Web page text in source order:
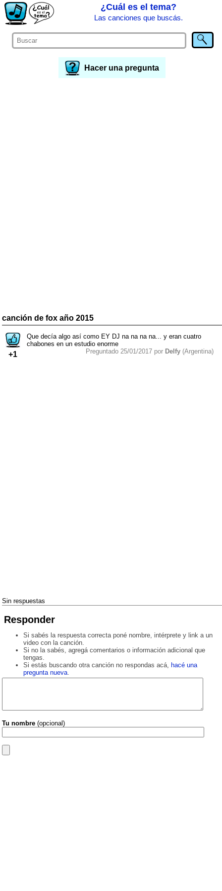
¿Cuál es el tema?
Las canciones que buscás.
Hacer una pregunta
canción de fox año 2015
+1
Que decía algo así como EY DJ na na na na... y eran cuatro
chabones en un estudio enorme
Preguntado 25/01/2017 por Delfy (Argentina)
Sin respuestas
Responder
Si sabés la respuesta correcta poné nombre, intérprete y link a un
video con la canción.
Si no la sabés, agregá comentarios o información adicional que
tengas.
Si estás buscando otra canción no respondas acá, hacé una
pregunta nueva.
Tu nombre (opcional)